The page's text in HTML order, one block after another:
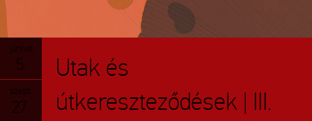
június
5.
szept.
27.
Utak és
útkereszteződések | III.